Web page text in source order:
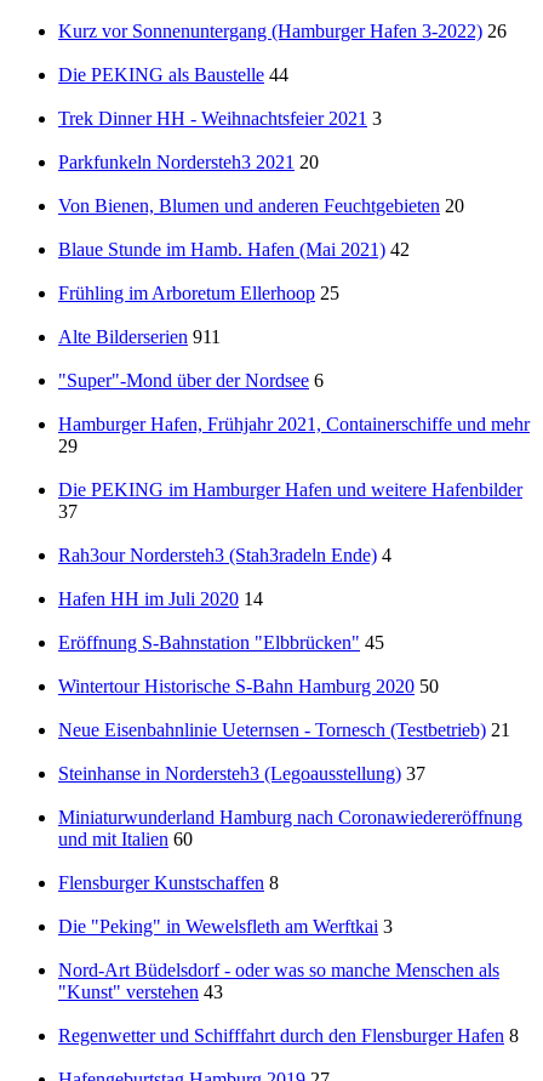
Kurz vor Sonnenuntergang (Hamburger Hafen 3-2022) 26
Die PEKING als Baustelle 44
Trek Dinner HH - Weihnachtsfeier 2021 3
Parkfunkeln Nordersteh3 2021 20
Von Bienen, Blumen und anderen Feuchtgebieten 20
Blaue Stunde im Hamb. Hafen (Mai 2021) 42
Frühling im Arboretum Ellerhoop 25
Alte Bilderserien 911
"Super"-Mond über der Nordsee 6
Hamburger Hafen, Frühjahr 2021, Containerschiffe und mehr
29
Die PEKING im Hamburger Hafen und weitere Hafenbilder
37
Rah3our Nordersteh3 (Stah3radeln Ende) 4
Hafen HH im Juli 2020 14
Eröffnung S-Bahnstation "Elbbrücken" 45
Wintertour Historische S-Bahn Hamburg 2020 50
Neue Eisenbahnlinie Ueternsen - Tornesch (Testbetrieb) 21
Steinhanse in Nordersteh3 (Legoausstellung) 37
Miniaturwunderland Hamburg nach Coronawiedereröffnung
und mit Italien 60
Flensburger Kunstschaffen 8
Die "Peking" in Wewelsfleth am Werftkai 3
Nord-Art Büdelsdorf - oder was so manche Menschen als
"Kunst" verstehen 43
Regenwetter und Schifffahrt durch den Flensburger Hafen 8